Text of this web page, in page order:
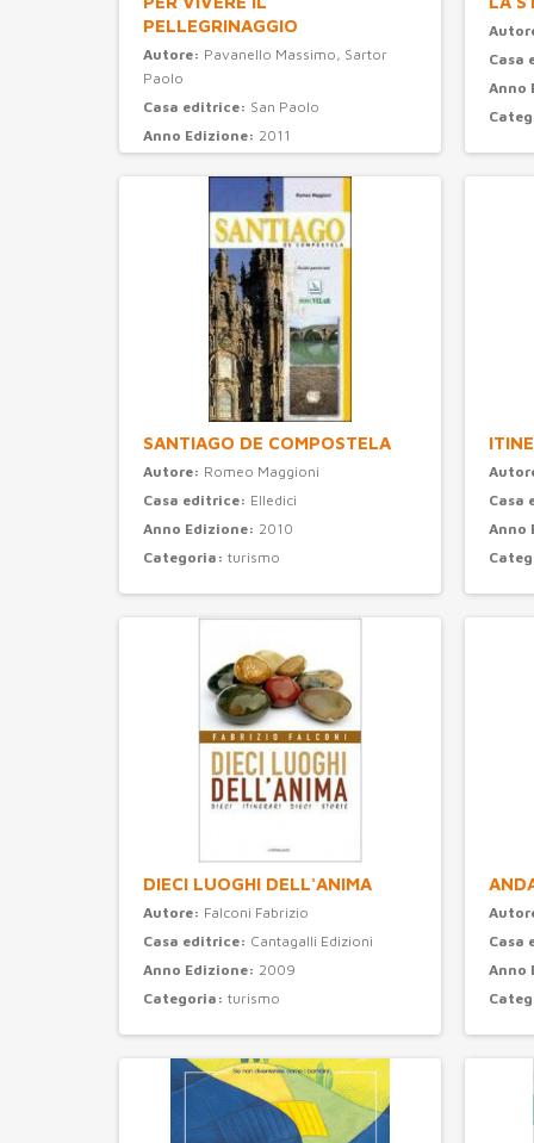
PELLEGRINAGGIO
Autore: Pavanello Massimo, Sartor
Paolo
Casa editrice: San Paolo
Anno Edizione: 2011
Casa
Anno
SANTIAGO DE COMPOSTELA
Autore: Romeo Maggioni
Casa editrice: Elledici
Anno Edizione: 2010
Categoria: turismo
Casa
Anno
DIECI LUOGHI DELL'ANIMA
Autore: Falconi Fabrizio
Casa editrice: Cantagalli Edizioni
Anno Edizione: 2009
Categoria: turismo
Casa
Anno